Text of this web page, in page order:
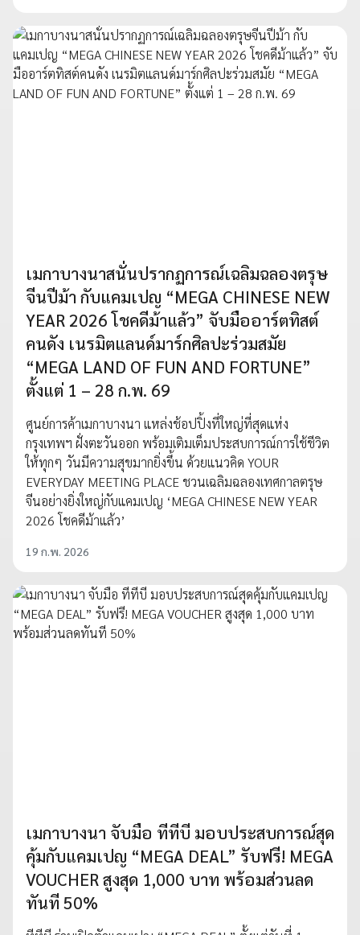
เมกาบางนาสนั่นปรากฏการณ์เฉลิมฉลองตรุษ
จีนปีม้า กับแคมเปญ “MEGA CHINESE NEW
YEAR 2026 โชคดีม้าแล้ว” จับมืออาร์ตทิสต์
คนดัง เนรมิตแลนด์มาร์กศิลปะร่วมสมัย
“MEGA LAND OF FUN AND FORTUNE”
ตั้งแต่ 1 – 28 ก.พ. 69
ศูนย์การค้าเมกาบางนา แหล่งช้อปปิ้งที่ใหญ่ที่สุดแห่ง
กรุงเทพฯ ฝั่งตะวันออก พร้อมเติมเต็มประสบการณ์การใช้ชีวิต
ให้ทุกๆ วันมีความสุขมากยิ่งขึ้น ด้วยแนวคิด YOUR
EVERYDAY MEETING PLACE ชวนเฉลิมฉลองเทศกาลตรุษ
จีนอย่างยิ่งใหญ่กับแคมเปญ ‘MEGA CHINESE NEW YEAR
2026 โชคดีม้าแล้ว’
19 ก.พ. 2026
เมกาบางนา จับมือ ทีทีบี มอบประสบการณ์สุด
คุ้มกับแคมเปญ “MEGA DEAL” รับฟรี! MEGA
VOUCHER สูงสุด 1,000 บาท พร้อมส่วนลด
ทันที 50%